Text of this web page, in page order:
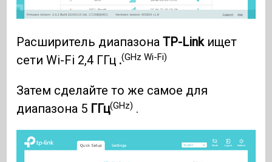
Расширитель диапазонаTP-Linkищет
сети Wi-Fi 2,4 ГГц .(GHz Wi-Fi)
Затем сделайте то же самое для
диапазона 5 ГГц(GHz) .